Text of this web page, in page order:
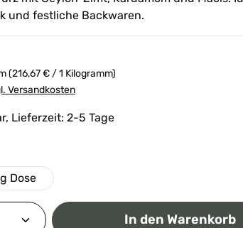
und festliche Backwaren.
(216,67 € / 1 Kilogramm)
Versandkosten
Lieferzeit: 2-5 Tage
Dose
Gib den gewünschten
In den Warenkorb